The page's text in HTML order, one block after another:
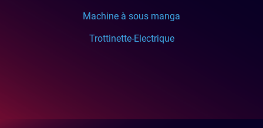
Machine à sous manga
Trottinette-Electrique